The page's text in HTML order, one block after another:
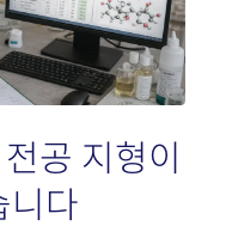
공 지형이
니다